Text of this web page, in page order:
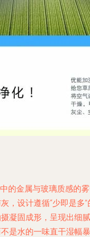
的金属与玻璃质感的
，设计遵循“少即是多”
凝固成形，呈现出细腻
是水的一味直干湿幅暴